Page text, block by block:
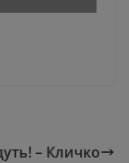
– Кличко